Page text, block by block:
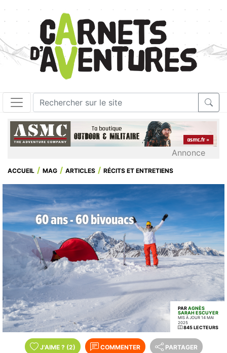
Annonce
ACCUEIL MAG ARTICLES RÉCITS ET ENTRETIENS
60 ans - 60 bivouacs
PARAGNÈS
SARAH ESCUYER
MIS À JOUR 14 MAI
2025
845 LECTEURS
J'AIME ? (2) COMMENTER PARTAGER